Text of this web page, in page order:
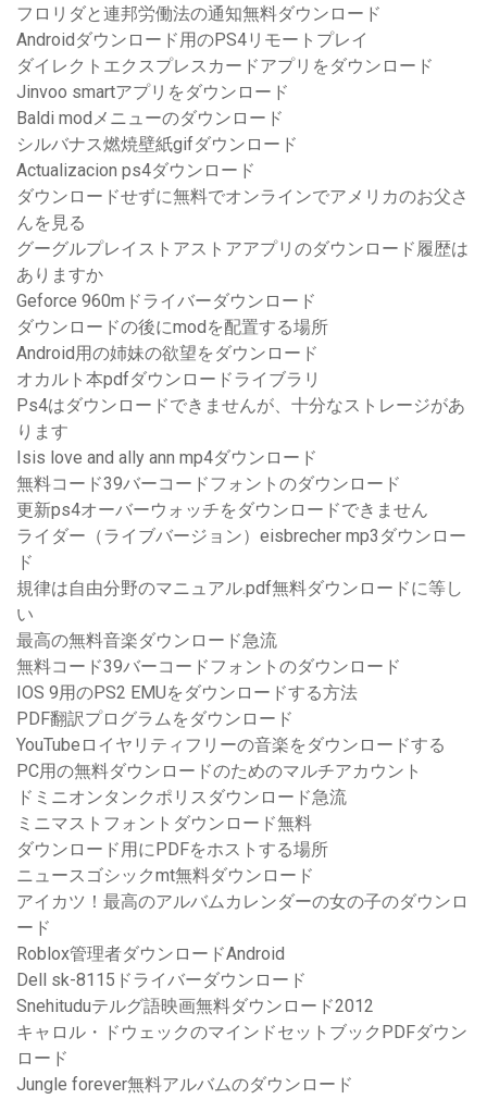
フロリダと連邦労働法の通知無料ダウンロード
Androidダウンロード用のPS4リモートプレイ
ダイレクトエクスプレスカードアプリをダウンロード
Jinvoo smartアプリをダウンロード
Baldi modメニューのダウンロード
シルバナス燃焼壁紙gifダウンロード
Actualizacion ps4ダウンロード
ダウンロードせずに無料でオンラインでアメリカのお父さ
んを見る
グーグルプレイストアストアアプリのダウンロード履歴は
ありますか
Geforce 960mドライバーダウンロード
ダウンロードの後に​​modを配置する場所
Android用の姉妹の欲望をダウンロード
オカルト本pdfダウンロードライブラリ
Ps4はダウンロードできませんが、十分なストレージがあ
ります
Isis love and ally ann mp4ダウンロード
無料コード39バーコードフォントのダウンロード
更新ps4オーバーウォッチをダウンロードできません
ライダー（ライブバージョン）eisbrecher mp3ダウンロー
ド
規律は自由分野のマニュアル.pdf無料ダウンロードに等し
い
最高の無料音楽ダウンロード急流
無料コード39バーコードフォントのダウンロード
IOS 9用のPS2 EMUをダウンロードする方法
PDF翻訳プログラムをダウンロード
YouTubeロイヤリティフリーの音楽をダウンロードする
PC用の無料ダウンロードのためのマルチアカウント
ドミニオンタンクポリスダウンロード急流
ミニマストフォントダウンロード無料
ダウンロード用にPDFをホストする場所
ニュースゴシックmt無料ダウンロード
アイカツ！最高のアルバムカレンダーの女の子のダウンロ
ード
Roblox管理者ダウンロードAndroid
Dell sk-8115ドライバーダウンロード
Snehituduテルグ語映画無料ダウンロード2012
キャロル・ドウェックのマインドセットブックPDFダウン
ロード
Jungle forever無料アルバムのダウンロード